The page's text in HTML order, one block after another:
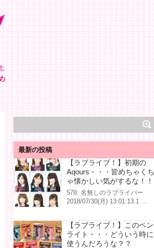
最新の投稿
【ラブライブ！】初期の
Aqours・・・皆めちゃくち
ゃ懐かしい気がするな！！
578: 名無しのラブライバー
2018/07/30(月) 13:01:13.1 …
【ラブライブ！】このペン
ライト・・・どういう時に
使うんだろうな？？